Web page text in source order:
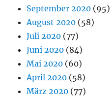
September 2020 (95)
August 2020 (58)
Juli 2020 (77)
Juni 2020 (84)
Mai 2020 (60)
April 2020 (58)
März 2020 (77)